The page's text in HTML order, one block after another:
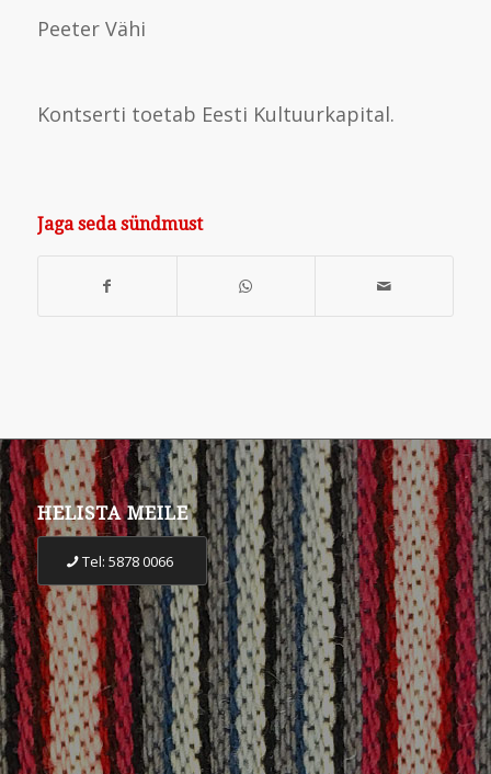
Peeter Vähi
Kontserti toetab Eesti Kultuurkapital.
Jaga seda sündmust
HELISTA MEILE
Tel: 5878 0066